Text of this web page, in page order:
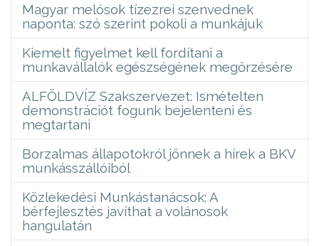
Magyar melósok tízezrei szenvednek
naponta: szó szerint pokoli a munkájuk
Kiemelt figyelmet kell fordítani a
munkavállalók egészségének megőrzésére
ALFÖLDVÍZ Szakszervezet: Ismételten
demonstrációt fogunk bejelenteni és
megtartani
Borzalmas állapotokról jönnek a hírek a BKV
munkásszállóiból
Közlekedési Munkástanácsok: A
bérfejlesztés javíthat a volánosok
hangulatán